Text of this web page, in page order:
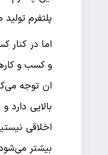
پلتفرم
اما در کنار
و کسب و
ان توجه
بالایی
اخلاقی
بیشتر